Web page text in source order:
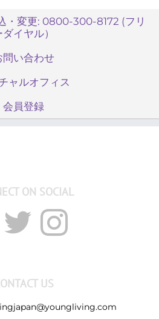
・変更: 0800-300-8172 (フリ
ダイヤル）
問い合わせ
ャルオフィス
会員登録
ON SOCIAL
US